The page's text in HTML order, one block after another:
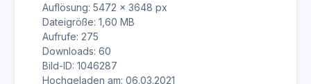
Auflösung: 5472 × 3648 px
Dateigröße: 1,60 MB
Aufrufe: 275
Downloads: 60
Bild-ID: 1046287
Hochgeladen am: 06.03.2021